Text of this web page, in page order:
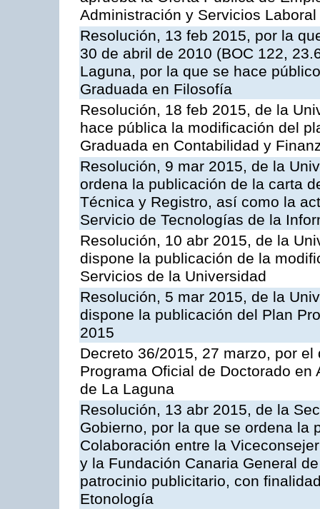
Administración y Servicios Laboral
Resolución, 13 feb 2015, por la
30 de abril de 2010 (BOC 122,
Laguna, por la que se hace
Graduada en Filosofía
Resolución, 18 feb 2015, de la
hace pública la modificación del
Graduada en Contabilidad y
Resolución, 9 mar 2015, de la
ordena la publicación de la carta
Técnica y Registro, así como la
Servicio de Tecnologías de la
Resolución, 10 abr 2015, de la
dispone la publicación de la
Servicios de la Universidad
Resolución, 5 mar 2015, de la
dispone la publicación del Plan
2015
Decreto 36/2015, 27 marzo, por
Programa Oficial de Doctorado
de La Laguna
Resolución, 13 abr 2015, de la
Gobierno, por la que se ordena la
Colaboración entre la
y la Fundación Canaria General
patrocinio publicitario, con
Etonología